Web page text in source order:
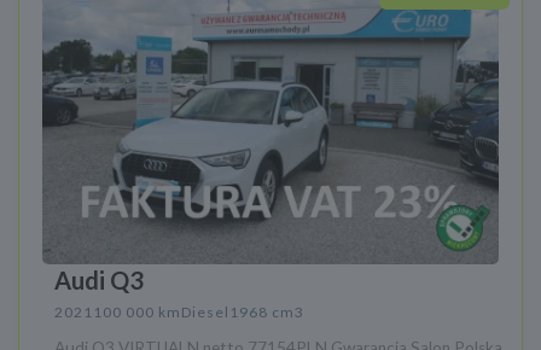
Audi Q3
2021 100 000 km Diesel 1968 cm3